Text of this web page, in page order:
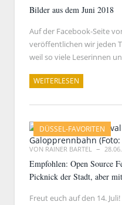
Bilder aus dem Juni 2018
Auf der Facebook-Seite
veröffentlichen wir jeden
weil so viele Leserinnen
WEITERLESEN
DÜSSEL-FAVORITEN
VON RAINER BARTEL
Empfohlen: Open Source
Picknick der Stadt, aber
Freut euch auf den 14.